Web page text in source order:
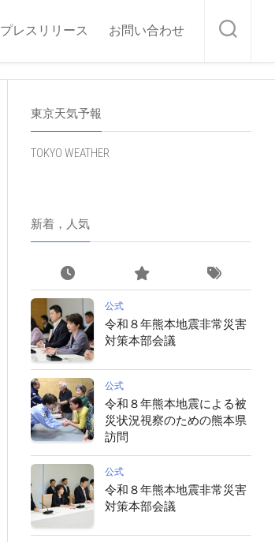
プレスリリース お問い合わせ
東京天気予報
TOKYO WEATHER
新着，人気
公式
令和８年熊本地震非常災害
対策本部会議
公式
令和８年熊本地震による被
災状況視察のための熊本県
訪問
公式
令和８年熊本地震非常災害
対策本部会議